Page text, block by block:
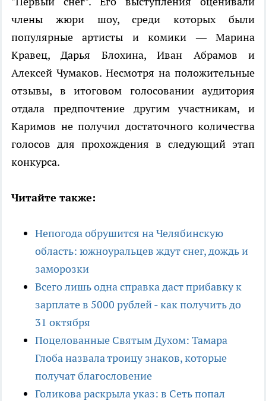
члены жюри шоу, среди которых были
популярные артисты и комики — Марина
Кравец, Дарья Блохина, Иван Абрамов и
Алексей Чумаков. Несмотря на положительные
отзывы, в итоговом голосовании аудитория
отдала предпочтение другим участникам, и
Каримов не получил достаточного количества
голосов для прохождения в следующий этап
конкурса.
Читайте также:
Непогода обрушится на Челябинскую
область: южноуральцев ждут снег, дождь и
заморозки
Всего лишь одна справка даст прибавку к
зарплате в 5000 рублей - как получить до
31 октября
Поцелованные Святым Духом: Тамара
Глоба назвала троицу знаков, которые
получат благословение
Голикова раскрыла указ: в Сеть попал